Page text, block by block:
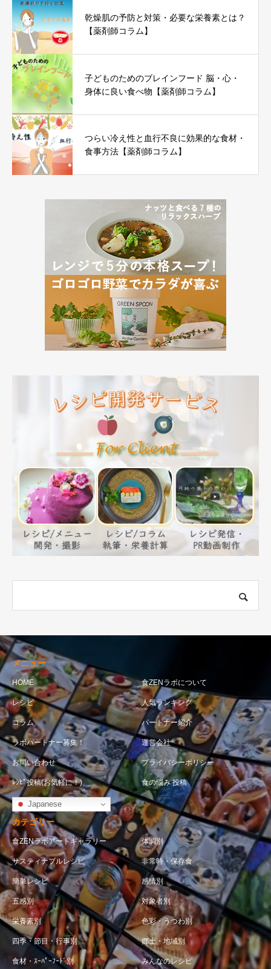
乾燥肌の予防と対策・必要な栄養素とは？
【薬剤師コラム】
子どものためのブレインフード 脳・心・
身体に良い食べ物【薬剤師コラム】
つらい冷え性と血行不良に効果的な食材・
食事方法【薬剤師コラム】
メニュー
HOME 食ZENラボについて
レシピ 人気ランキング
コラム パートナー紹介
ラボパートナー募集！ 運営会社
お問い合わせ プライバシーポリシー
ﾚｼﾋﾟ投稿(お気軽に！) 食の悩み 投稿
Japanese
カテゴリー
食ZENラボアートギャラリー 体調別
サスティナブルレシピ 非常時・保存食
簡単レシピ 感情別
五感別 対象者別
栄養素別 色彩・うつわ別
四季・節目・行事別 郷土・地域別
食材・ｽｰﾊﾟｰﾌｰﾄﾞ別 みんなのレシピ